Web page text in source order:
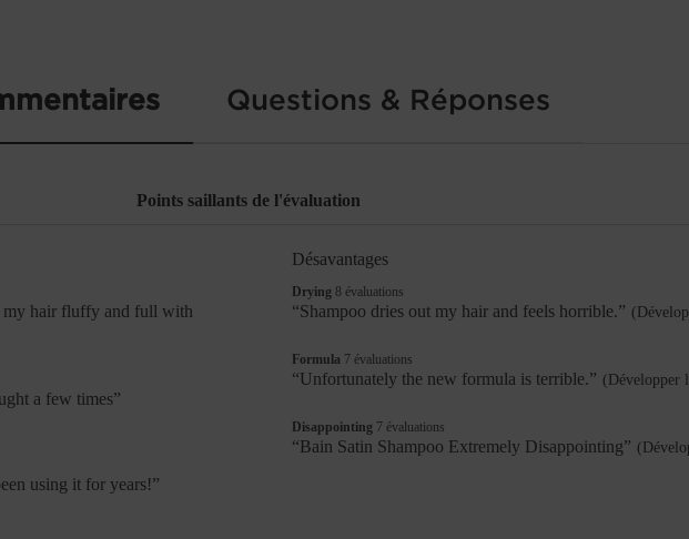
Questions & Réponses
Points saillants de l'évaluation
my hair fluffy and full with
I bought a few times”
using it for years!”
List
of
Désavantages
Désavantages
drying
8
évaluations
Drying 8 évaluations
Review
here
for
“Shampoo dries out my hair and feels horrible.”
formula
7
Formula 7 évaluations
Review
here
for
“Unfortunately the new formula is terrible.” (Développer
disappointing
7
Disappointing 7 évaluations
Review
“Bain Satin Shampoo Extremely Disappointing”